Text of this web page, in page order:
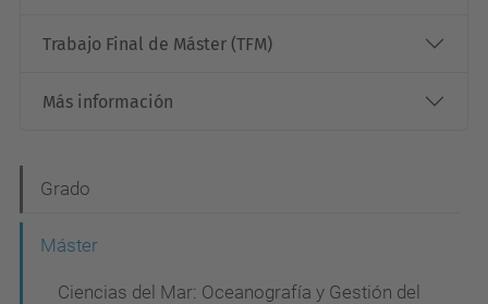
Trabajo Final de Máster (TFM)
Más información
a
Grado
Máster
Ciencias del Mar: Oceanografía y Gestión del